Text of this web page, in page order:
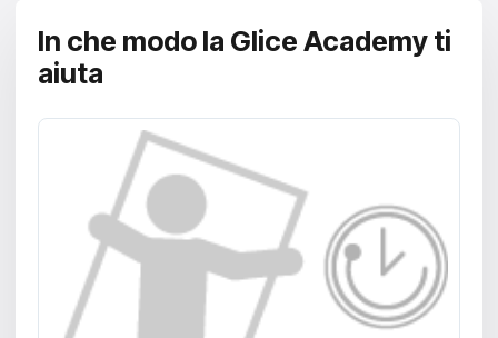
한국어
中文
Русский
Slovenčina
Türkçe
العربية
In che modo la Glice Academy ti
aiuta